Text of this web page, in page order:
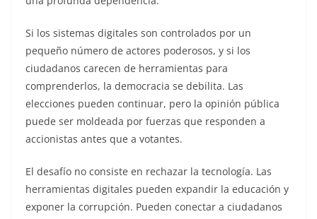
Si los sistemas digitales son controlados por un
pequeño número de actores poderosos, y si los
ciudadanos carecen de herramientas para
comprenderlos, la democracia se debilita. Las
elecciones pueden continuar, pero la opinión pública
puede ser moldeada por fuerzas que responden a
accionistas antes que a votantes.
El desafío no consiste en rechazar la tecnología. Las
herramientas digitales pueden expandir la educación y
exponer la corrupción. Pueden conectar a ciudadanos